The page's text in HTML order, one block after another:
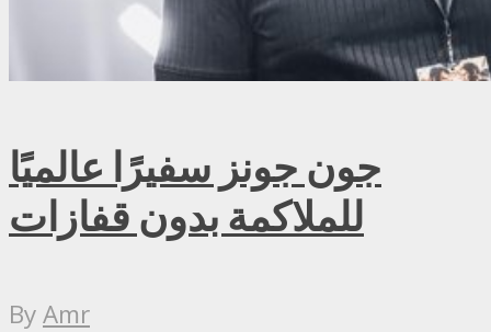
جون جونز سفيرًا عالميًا
للملاكمة بدون قفازات
ByAmr